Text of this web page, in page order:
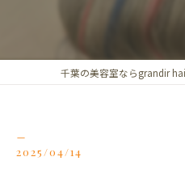
千葉の美容室ならgrandir
2025/04/14